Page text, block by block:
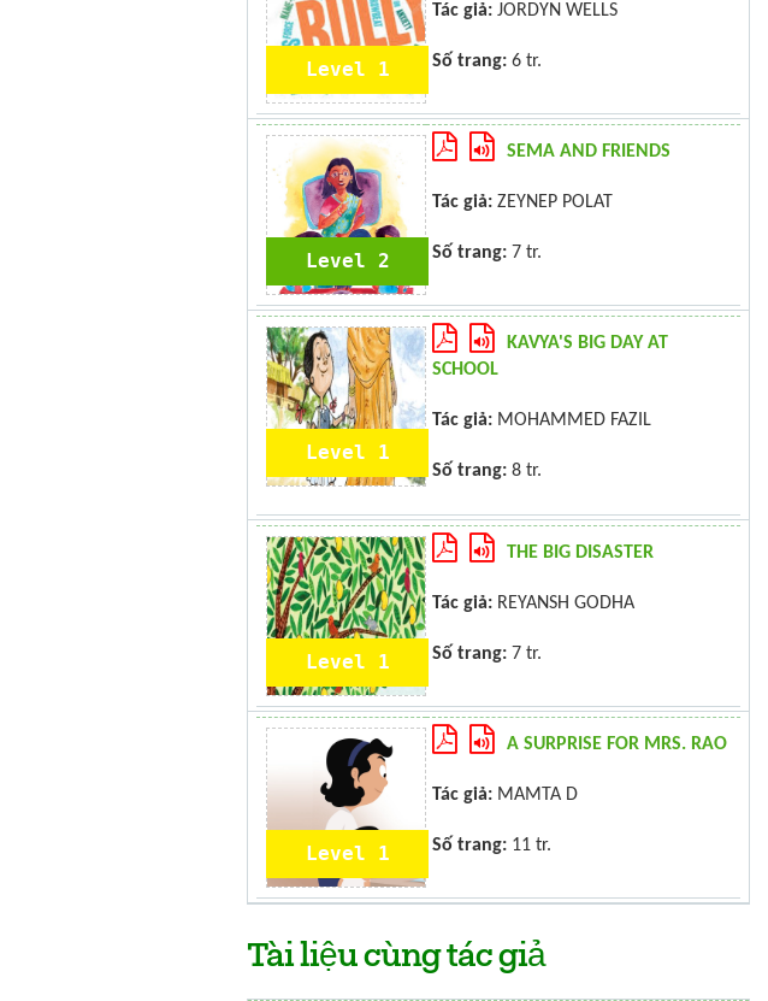
Level 1
Tác giả: JORDYN WELLS
Số trang: 6 tr.
Level 2
SEMA AND FRIENDS
Tác giả: ZEYNEP POLAT
Số trang: 7 tr.
Level 1
KAVYA'S BIG DAY AT
SCHOOL
Tác giả: MOHAMMED FAZIL
Số trang: 8 tr.
Level 1
THE BIG DISASTER
Tác giả: REYANSH GODHA
Số trang: 7 tr.
Level 1
A SURPRISE FOR MRS. RAO
Tác giả: MAMTA D
Số trang: 11 tr.
Tài liệu cùng tác giả